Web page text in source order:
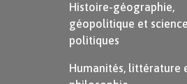
Histoire-géographie,
géopolitique et
politiques
Humanités, littérature